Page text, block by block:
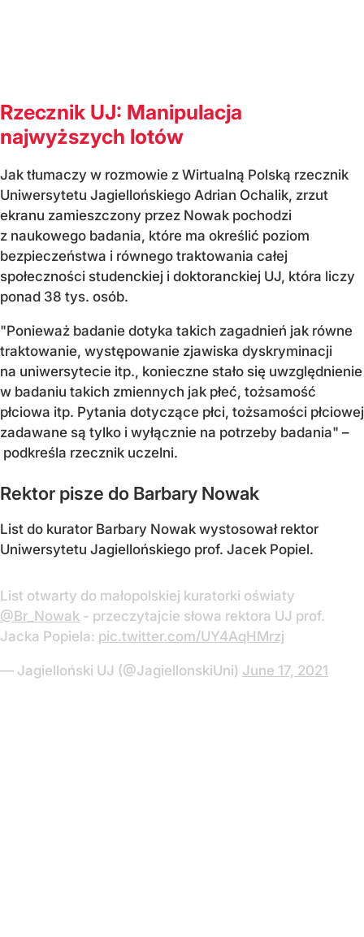
Rzecznik UJ: Manipulacja
najwyższych lotów
Jak tłumaczy w rozmowie z Wirtualną Polską rzecznik
Uniwersytetu Jagiellońskiego Adrian Ochalik, zrzut
ekranu zamieszczony przez Nowak pochodzi
z naukowego badania, które ma określić poziom
bezpieczeństwa i równego traktowania całej
społeczności studenckiej i doktoranckiej UJ, która liczy
ponad 38 tys. osób.
"Ponieważ badanie dotyka takich zagadnień jak równe
traktowanie, występowanie zjawiska dyskryminacji
na uniwersytecie itp., konieczne stało się uwzględnienie
w badaniu takich zmiennych jak płeć, tożsamość
płciowa itp. Pytania dotyczące płci, tożsamości płciowej
zadawane są tylko i wyłącznie na potrzeby badania" –
podkreśla rzecznik uczelni.
Rektor pisze do Barbary Nowak
List do kurator Barbary Nowak wystosował rektor
Uniwersytetu Jagiellońskiego prof. Jacek Popiel.
List otwarty do małopolskiej kuratorki oświaty
@Br_Nowak - przeczytajcie słowa rektora UJ prof.
Jacka Popiela: pic.twitter.com/UY4AqHMrzj
— Jagielloński UJ (@JagiellonskiUni) June 17, 2021